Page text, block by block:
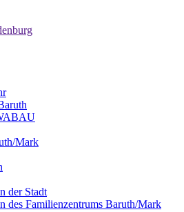
Mark
der Stadt
des Familienzentrums Baruth/Mark